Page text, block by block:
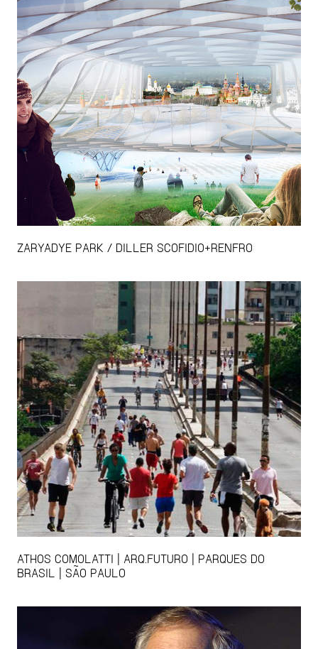
ZARYADYE PARK / DILLER SCOFIDIO+RENFRO
ATHOS COMOLATTI | ARQ.FUTURO | PARQUES DO
BRASIL | SÃO PAULO